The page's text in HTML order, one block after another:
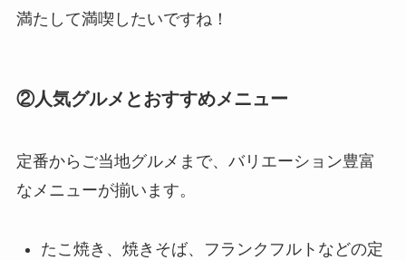
満たして満喫したいですね！
②人気グルメとおすすめメニュー
定番からご当地グルメまで、バリエーション豊富
なメニューが揃います。
たこ焼き、焼きそば、フランクフルトなどの定